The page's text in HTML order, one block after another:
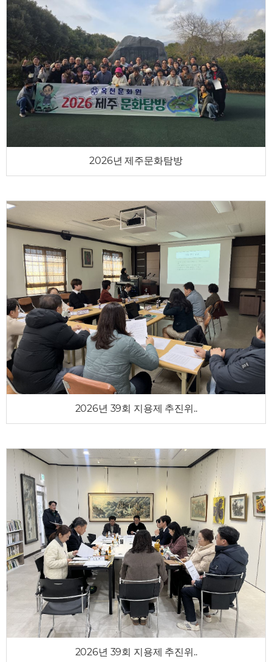
2026년 제주문화탐방
2026년 39회 지용제 추진위..
2026년 39회 지용제 추진위..